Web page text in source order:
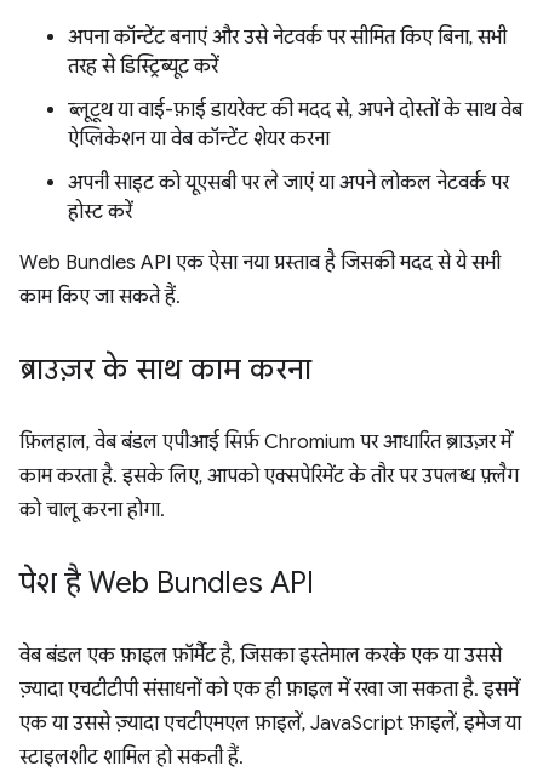
अपना कॉन्टेंट बनाएं और उसे नेटवर्क पर सीमित किए बिना, सभी
तरह से डिस्ट्रिब्यूट करें
ब्लूटूथ या वाई-फ़ाई डायरेक्ट की मदद से, अपने दोस्तों के साथ वेब
ऐप्लिकेशन या वेब कॉन्टेंट शेयर करना
अपनी साइट को यूएसबी पर ले जाएं या अपने लोकल नेटवर्क पर
होस्ट करें
Web Bundles API एक ऐसा नया प्रस्ताव है जिसकी मदद से ये सभी
काम किए जा सकते हैं.
ब्राउज़र के साथ काम करना
फ़िलहाल, वेब बंडल एपीआई सिर्फ़ Chromium पर आधारित ब्राउज़र में
काम करता है. इसके लिए, आपको एक्सपेरिमेंट के तौर पर उपलब्ध फ़्लैग
को चालू करना होगा.
पेश है Web Bundles API
वेब बंडल एक फ़ाइल फ़ॉर्मैट है, जिसका इस्तेमाल करके एक या उससे
ज़्यादा एचटीटीपी संसाधनों को एक ही फ़ाइल में रखा जा सकता है. इसमें
एक या उससे ज़्यादा एचटीएमएल फ़ाइलें, JavaScript फ़ाइलें, इमेज या
स्टाइलशीट शामिल हो सकती हैं.